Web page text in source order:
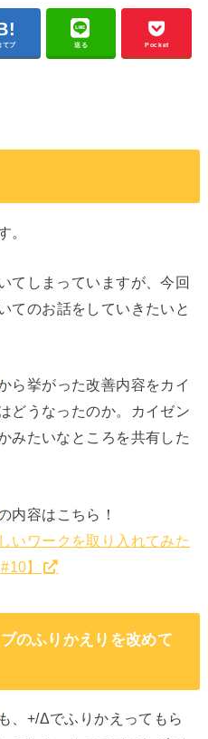
てブ 送る Pocket
。
てしまっていますが、今回
てのお話をしていきたいと
ら挙がった改善内容をカイ
どうなったのか。カイゼン
みたいなところを共有した
内容はこちら！
いワークを取り入れてみた
】
のふりかえりを改めて
も、+/Δでふりかえってもら